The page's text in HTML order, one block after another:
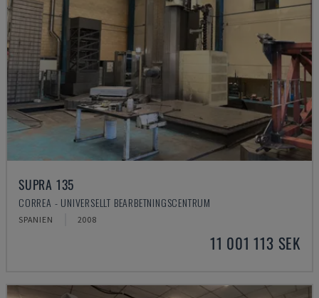
SUPRA 135
CORREA - UNIVERSELLT BEARBETNINGSCENTRUM
SPANIEN 2008
11 001 113 SEK